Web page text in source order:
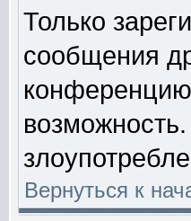
Только
сообщения
Вернуться к